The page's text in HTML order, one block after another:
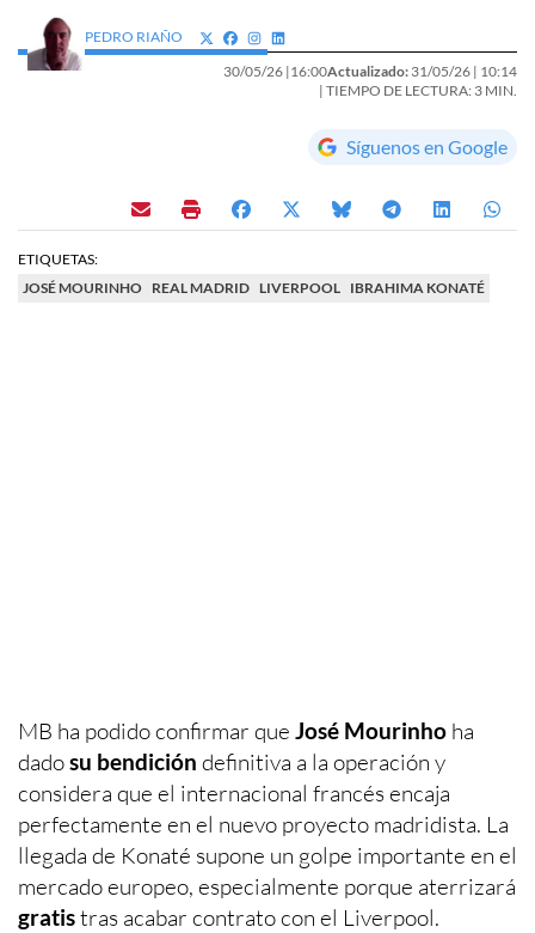
PEDRO RIAÑO
30/05/26 |16:00Actualizado: 31/05/26 | 10:14
| TIEMPO DE LECTURA: 3 MIN.
Síguenos en Google
ETIQUETAS:
JOSÉ MOURINHO REAL MADRID LIVERPOOL IBRAHIMA KONATÉ
MB ha podido confirmar que José Mourinho ha
dadosu bendición definitiva a la operación y
considera que el internacional francés encaja
perfectamente en el nuevo proyecto madridista. La
llegada de Konaté supone un golpe importante en el
mercado europeo, especialmente porque aterrizará
gratistras acabar contrato con el Liverpool.